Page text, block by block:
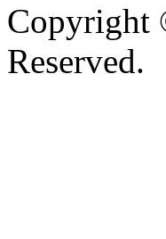
Copyright
Reserved.